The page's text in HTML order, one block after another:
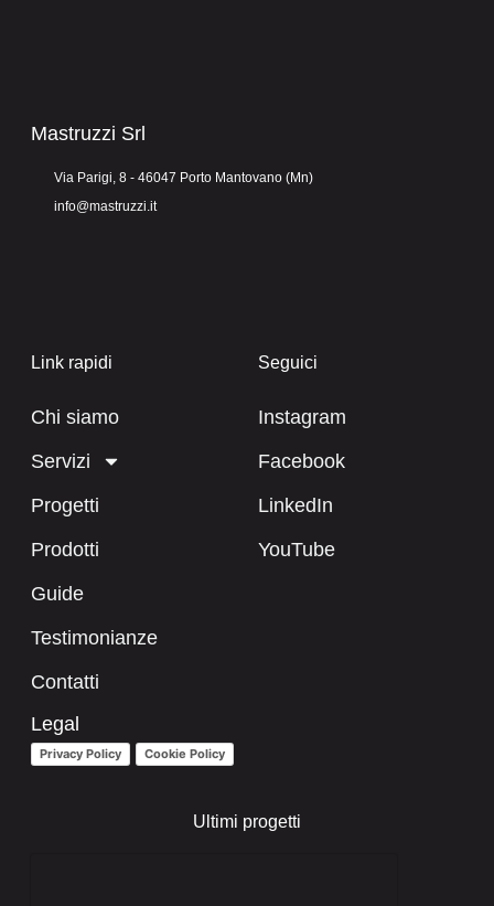
Mastruzzi Srl
Via Parigi, 8 - 46047 Porto Mantovano (Mn)
info@mastruzzi.it
Link rapidi
Chi siamo
Servizi
Progetti
Prodotti
Guide
Testimonianze
Contatti
Legal
Privacy Policy Cookie Policy
Seguici
Instagram
Facebook
LinkedIn
YouTube
Ultimi progetti